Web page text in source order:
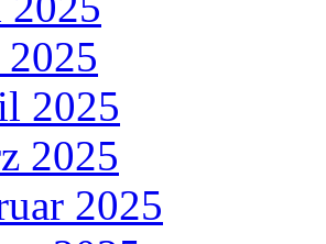
2025
2025
2025